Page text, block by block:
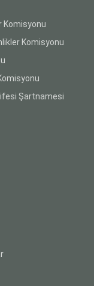
Komisyonu
Komisyonu
Şartnamesi